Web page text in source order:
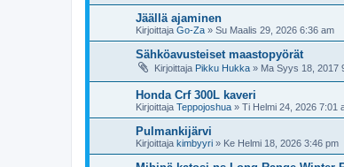
Jäällä ajaminen
Kirjoittaja Go-Za » Su Maalis 29, 2026 6:36 am
Sähköavusteiset maastopyörät
Kirjoittaja Pikku Hukka » Ma Syys 18, 2017
Honda Crf 300L kaveri
Kirjoittaja Teppojoshua » Ti Helmi 24, 2026 7:01
Pulmankijärvi
Kirjoittaja kimbyyri » Ke Helmi 18, 2026 3:46 pm